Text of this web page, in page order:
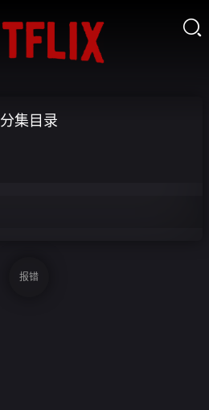

分集目录
报错